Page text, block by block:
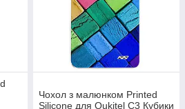
Чохол з малюнком Printed
Silicone для Oukitel C3 Кубики